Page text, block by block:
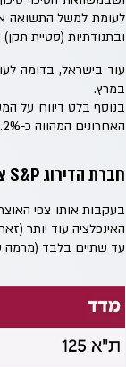
לעומת למשל התשואה
ובתנודתיות (סטיית
במרץ.
האחרונים המהווה כ-6.2% מהתוצר.
חברת הדירוג S&P צופה שבשנת 2024 כולה הגירעון יגיע ל-8% מהתמ"ג!
עד שתיים בלבד (מרמה של